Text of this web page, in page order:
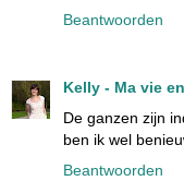
Beantwoorden
Kelly - Ma vie
De ganzen zijn
ben ik wel
Beantwoorden